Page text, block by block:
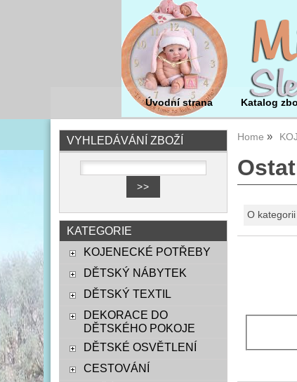
Úvodní strana Katalog
Home
O
VYHLEDÁVÁNÍ ZBOŽÍ
KATEGORIE
KOJENECKÉ POTŘEBY
DĚTSKÝ NÁBYTEK
DĚTSKÝ TEXTIL
DEKORACE DO
DĚTSKÉHO POKOJE
DĚTSKÉ OSVĚTLENÍ
CESTOVÁNÍ